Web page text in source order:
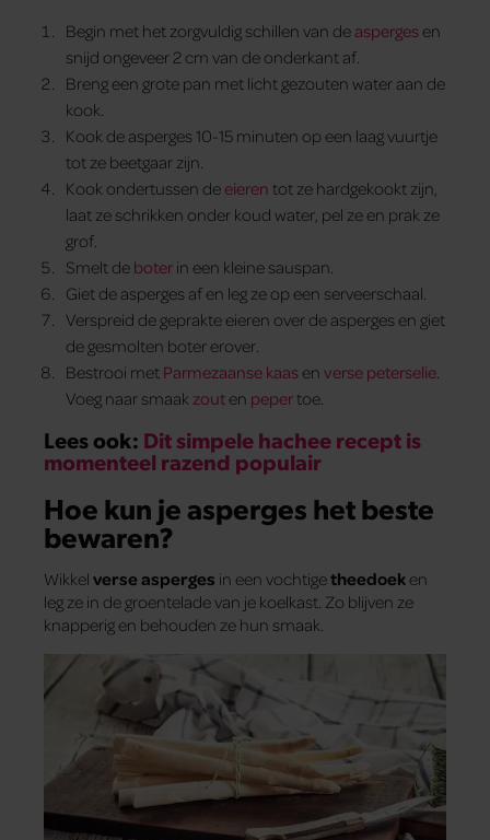
Begin met het zorgvuldig schillen van de asperges en
snijd ongeveer 2 cm van de onderkant af.
Breng een grote pan met licht gezouten water aan de
kook.
Kook de asperges 10-15 minuten op een laag vuurtje
tot ze beetgaar zijn.
Kook ondertussen deeieren tot ze hardgekookt zijn,
laat ze schrikken onder koud water, pel ze en prak ze
grof.
Smelt de boter in een kleine sauspan.
Giet de asperges af en leg ze op een serveerschaal.
Verspreid de geprakte eieren over de asperges en giet
de gesmolten boter erover.
Bestrooi met Parmezaanse kaas en verse peterselie
Voeg naar smaak zout en peper toe.
Lees ook: Dit simpele hachee recept is
momenteel razend populair
Hoe kun je asperges het beste
bewaren?
Wikkel verse asperges in een vochtigetheedoek en
leg ze in de groentelade van je koelkast. Zo blijven ze
knapperig en behouden ze hun smaak.